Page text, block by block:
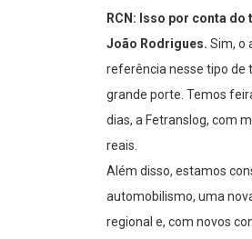
RCN: Isso por conta
João Rodrigues. Sim, o
referência nesse tipo de
grande porte. Temos
dias, a Fetranslog, com
reais.
Além disso, estamos
automobilismo, uma
regional e, com novos